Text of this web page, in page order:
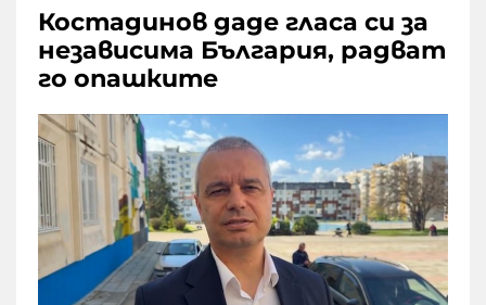
Костадинов даде гласа си за
независима България, радват
го опашките